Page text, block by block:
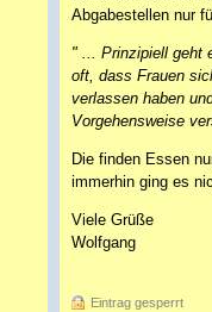
Abgabestellen nur
" ... Prinzipiell geht
oft, dass Frauen
verlassen haben
Vorgehensweise
Die finden Essen
immerhin ging es
Viele Grüße
Wolfgang
Eintrag gesperrt